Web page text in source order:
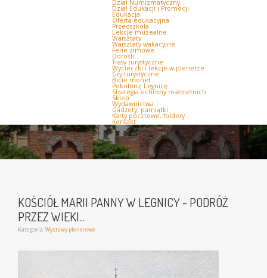
Dział Numizmatyczny
Dział Edukacji i Promocji
Edukacja
Oferta edukacyjna
Przedszkola
Lekcje muzealne
Warsztaty
Warsztaty wakacyjne
Ferie zimowe
Dorośli
Trasy turystyczne
Wycieczki i lekcje w plenerze
Gry turystyczne
Bicie monet
Pokoloruj Legnicę
Strategia ochrony małoletnich
Sklep
Wydawnictwa
Gadżety, pamiątki
Karty pocztowe, foldery
Kontakt
KOŚCIÓŁ MARII PANNY W LEGNICY - PODRÓŻ
PRZEZ WIEKI...
Kategoria:Wystawy plenerowe